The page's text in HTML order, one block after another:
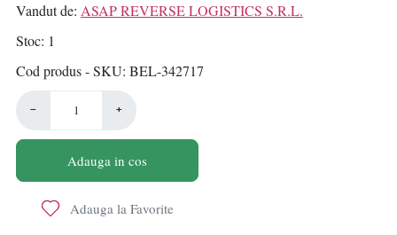
Vandut de: ASAP REVERSE LOGISTICS S.R.L.
Stoc 1
Cod produs - SKU BEL-342717
− +
Adauga in cos
Adauga la Favorite